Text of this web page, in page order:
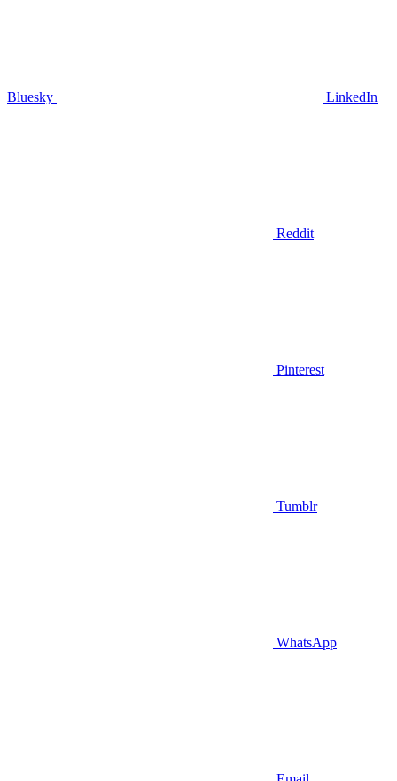
Bluesky LinkedIn
Reddit
Pinterest
Tumblr
WhatsApp